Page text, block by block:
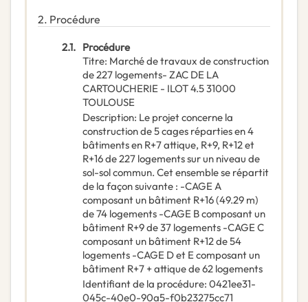
2. Procédure
2.1. Procédure
Titre: Marché de travaux de construction
de 227 logements- ZAC DE LA
CARTOUCHERIE - ILOT 4.5 31000
TOULOUSE
Description: Le projet concerne la
construction de 5 cages réparties en 4
bâtiments en R+7 attique, R+9, R+12 et
R+16 de 227 logements sur un niveau de
sol-sol commun. Cet ensemble se répartit
de la façon suivante : -CAGE A
composant un bâtiment R+16 (49.29 m)
de 74 logements -CAGE B composant un
bâtiment R+9 de 37 logements -CAGE C
composant un bâtiment R+12 de 54
logements -CAGE D et E composant un
bâtiment R+7 + attique de 62 logements
Identifiant de la procédure: 0421ee31-
045c-40e0-90a5-f0b23275cc71